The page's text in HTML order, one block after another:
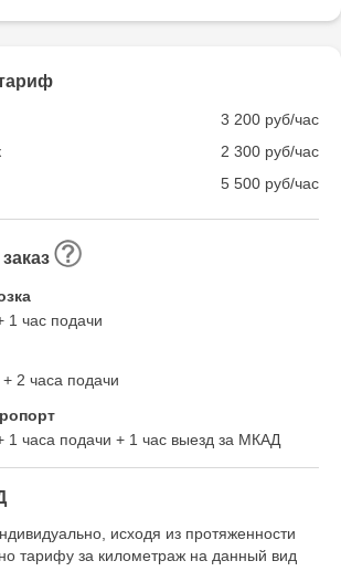
3 200 руб/час
2 300 руб/час
5 500 руб/час
1 час подачи
2 часа подачи
1 часа подачи + 1 час выезд за МКАД
исходя из протяженности
тарифу за километраж на данный вид